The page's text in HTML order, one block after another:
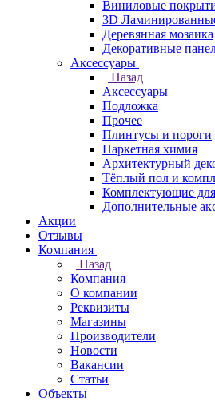
Виниловые
3D
Деревянная мозаика
Декоративные
Аксессуары
Назад
Аксессуары
Подложка
Прочее
Плинтусы и пороги
Паркетная химия
Архитектурный
Тёплый пол и
Комплектующие
Дополнительные
Акции
Отзывы
Компания
Назад
Компания
О компании
Реквизиты
Магазины
Производители
Новости
Вакансии
Статьи
Объекты